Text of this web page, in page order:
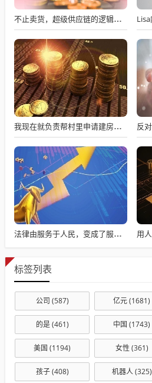
不止卖货，超级供应链的逻辑与野望
我现在就负责帮村里申请建房的工作，现在村里不是盖不起，是没地没指标！
法律由服务于人民，变成了服务于法学届 用
标签列表
公司 (587) 亿元(1681)
的是(461) 中国 (1743)
美国 (1194) 女性 (361)
孩子(408) 机器人(325)